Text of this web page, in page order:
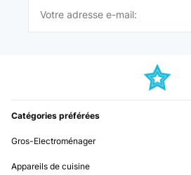
Pedí el calefactor Klarstein Bansin de
Catégories préférées
Gros-Electroménager
Appareils de cuisine